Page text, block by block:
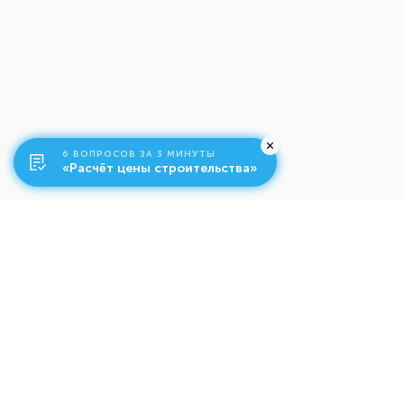
6 ВОПРОСОВ ЗА 3 МИНУТЫ
«Расчёт цены строительства»